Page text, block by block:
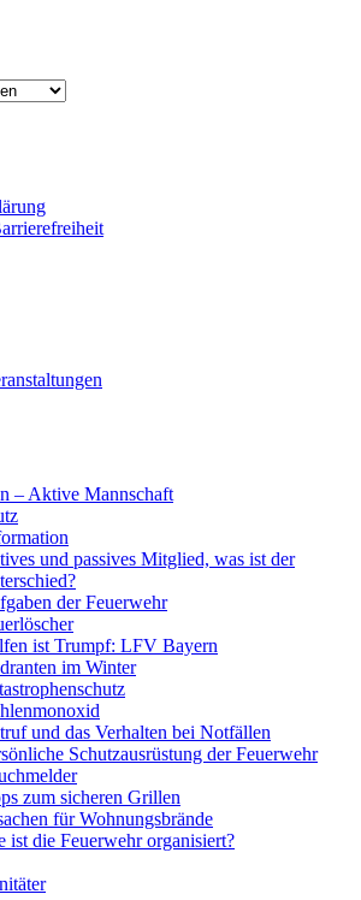
– Aktive Mannschaft
und passives Mitglied, was ist der
der Feuerwehr
ist Trumpf: LFV Bayern
im Winter
und das Verhalten bei Notfällen
Schutzausrüstung der Feuerwehr
zum sicheren Grillen
für Wohnungsbrände
ist die Feuerwehr organisiert?